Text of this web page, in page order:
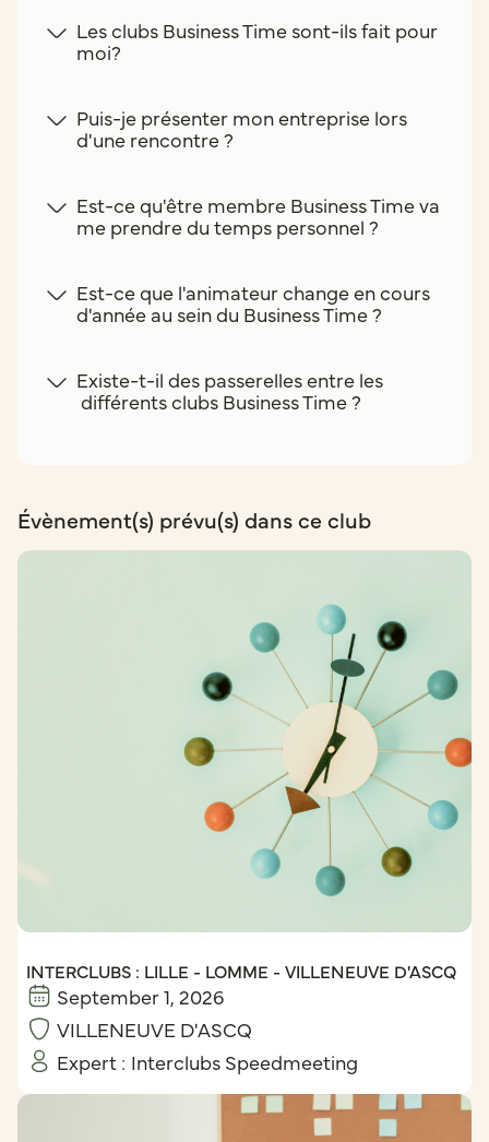
Les clubs Business Time sont-ils fait pour
moi?
Puis-je présenter mon entreprise lors
d'une rencontre ?
Est-ce qu'être membre Business Time va
me prendre du temps personnel ?
Est-ce que l'animateur change en cours
d'année au sein du Business Time ?
Existe-t-il des passerelles entre les
différents clubs Business Time ?
Évènement(s) prévu(s) dans ce club
INTERCLUBS : LILLE - LOMME - VILLENEUVE D'ASCQ
September 1, 2026
VILLENEUVE D'ASCQ
Expert : Interclubs Speedmeeting